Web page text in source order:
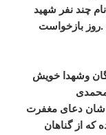
چند نفر شهید
.روز بازخواست
وشهدا خویش
محمدی
شان دعای مغفرت
که از گناهان